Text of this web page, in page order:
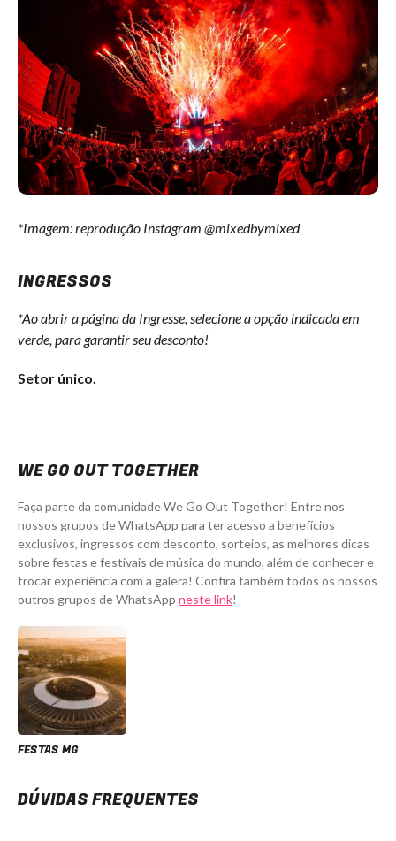
*Imagem: reprodução Instagram @mixedbymixed
INGRESSOS
*Ao abrir a página da Ingresse, selecione a opção indicada em
verde, para garantir seu desconto!
Setor único.
WE GO OUT TOGETHER
Faça parte da comunidade We Go Out Together! Entre nos
nossos grupos de WhatsApp para ter acesso a benefícios
exclusivos, ingressos com desconto, sorteios, as melhores dicas
sobre festas e festivais de música do mundo, além de conhecer e
trocar experiência com a galera! Confira também todos os nossos
outros grupos de WhatsApp neste link!
FESTAS MG
DÚVIDAS FREQUENTES